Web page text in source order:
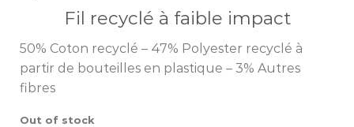
Fil recyclé à faible impact
50% Coton recyclé – 47% Polyester recyclé à
partir de bouteilles en plastique – 3% Autres
fibres
Out of stock